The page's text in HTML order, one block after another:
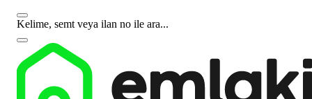
Kelime, semt veya ilan no ile ara...